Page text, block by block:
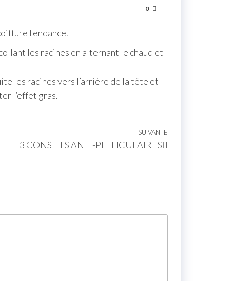
0
tendance.
les racines en alternant le chaud et
les racines vers l’arrière de la tête et
l’effet gras.
SUIVANTE
3 CONSEILS ANTI-PELLICULAIRES